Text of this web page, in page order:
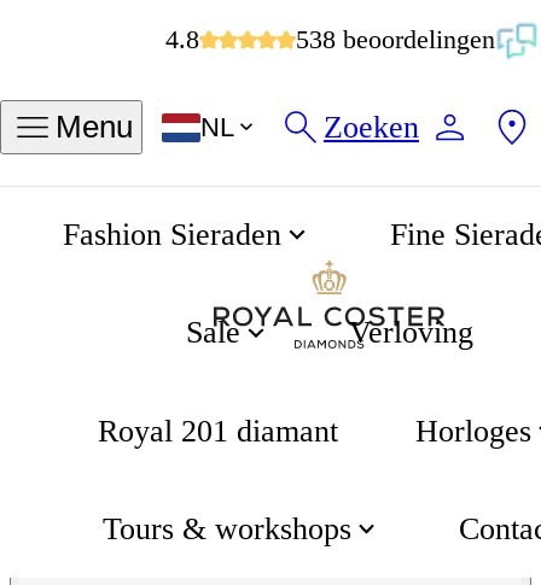
4.8 538 beoordelingen
Menu NL Zoeken
Fashion Sieraden Fine
Sale Verloving
Royal 201 diamant Horloges
Tours & workshops
Verloving